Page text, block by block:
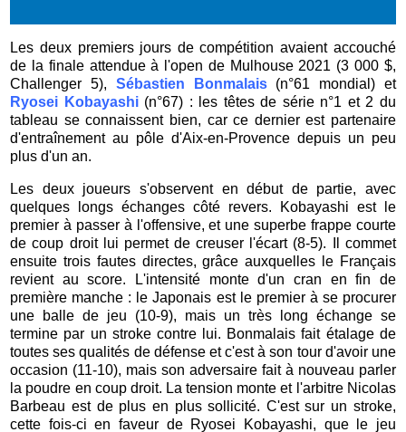
Les deux premiers jours de compétition avaient accouché
de la finale attendue à l'open de Mulhouse 2021 (3 000 $,
Challenger 5), Sébastien Bonmalais
(n°61 mondial) et
Ryosei Kobayashi(n°67) : les têtes de série n°1 et 2 du
tableau se connaissent bien, car ce dernier est partenaire
d'entraînement au pôle d'Aix-en-Provence depuis un peu
plus d'un an.
Les deux joueurs s'observent en début de partie, avec
quelques longs échanges côté revers. Kobayashi est le
premier à passer à l'offensive, et une superbe frappe courte
de coup droit lui permet de creuser l'écart (8-5). Il commet
ensuite trois fautes directes, grâce auxquelles le Français
revient au score. L'intensité monte d'un cran en fin de
première manche : le Japonais est le premier à se procurer
une balle de jeu (10-9), mais un très long échange se
termine par un stroke contre lui. Bonmalais fait étalage de
toutes ses qualités de défense et c'est à son tour d'avoir une
occasion (11-10), mais son adversaire fait à nouveau parler
la poudre en coup droit. La tension monte et l'arbitre Nicolas
Barbeau est de plus en plus sollicité. C'est sur un stroke,
cette fois-ci en faveur de Ryosei Kobayashi, que le jeu